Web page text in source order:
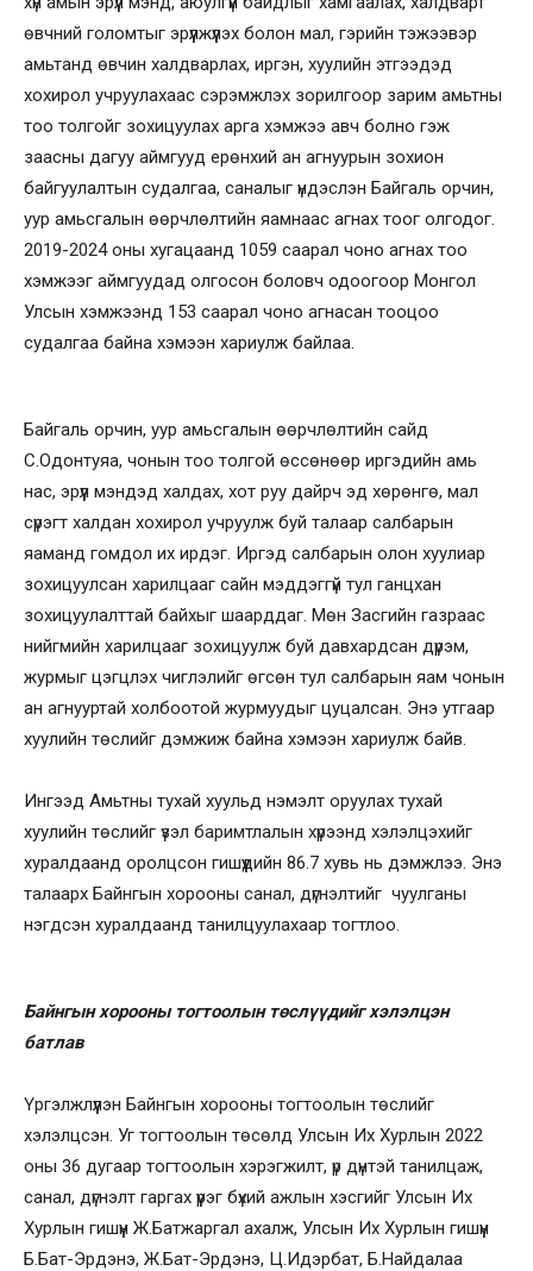
өвчний голомтыг эрүүлжүүлэх болон мал, гэрийн тэжээвэр
амьтанд өвчин халдварлах, иргэн, хуулийн этгээдэд
хохирол учруулахаас сэрэмжлэх зорилгоор зарим амьтны
тоо толгойг зохицуулах арга хэмжээ авч болно гэж
заасны дагуу аймгууд ерөнхий ан агнуурын зохион
байгуулалтын судалгаа, саналыг үндэслэн Байгаль орчин,
уур амьсгалын өөрчлөлтийн яамнаас агнах тоог олгодог.
2019-2024 оны хугацаанд 1059 саарал чоно агнах тоо
хэмжээг аймгуудад олгосон боловч одоогоор Монгол
Улсын хэмжээнд 153 саарал чоно агнасан тооцоо
судалгаа байна хэмээн хариулж байлаа.
Байгаль орчин, уур амьсгалын өөрчлөлтийн сайд
С.Одонтуяа, чонын тоо толгой өссөнөөр иргэдийн амь
нас, эрүүл мэндэд халдах, хот руу дайрч эд хөрөнгө, мал
сүрэгт халдан хохирол учруулж буй талаар салбарын
яаманд гомдол их ирдэг. Иргэд салбарын олон хуулиар
зохицуулсан харилцааг сайн мэддэггүй тул ганцхан
зохицуулалттай байхыг шаарддаг. Мөн Засгийн газраас
нийгмийн харилцааг зохицуулж буй давхардсан дүрэм,
журмыг цэгцлэх чиглэлийг өгсөн тул салбарын яам чонын
ан агнууртай холбоотой журмуудыг цуцалсан. Энэ утгаар
хуулийн төслийг дэмжиж байна хэмээн хариулж байв.
Ингээд Амьтны тухай хуульд нэмэлт оруулах тухай
хуулийн төслийг үзэл баримтлалын хүрээнд хэлэлцэхийг
хуралдаанд оролцсон гишүүдийн 86.7 хувь нь дэмжлээ. Энэ
талаарх Байнгын хорооны санал, дүгнэлтийг чуулганы
нэгдсэн хуралдаанд танилцуулахаар тогтлоо.
Байнгын хорооны тогтоолын төслүүдийг хэлэлцэн
батлав
Үргэлжлүүлэн Байнгын хорооны тогтоолын төслийг
хэлэлцсэн. Уг тогтоолын төсөлд Улсын Их Хурлын 2022
оны 36 дугаар тогтоолын хэрэгжилт, үр дүнтэй танилцаж,
санал, дүгнэлт гаргах үүрэг бүхий ажлын хэсгийг Улсын Их
Хурлын гишүүн Ж.Батжаргал ахалж, Улсын Их Хурлын гишүүн
Б.Бат-Эрдэнэ, Ж.Бат-Эрдэнэ, Ц.Идэрбат, Б.Найдалаа